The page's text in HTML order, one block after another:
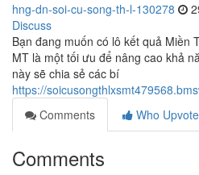
hng-dn-soi-cu-song-th-l-130278
Discuss
Bạn đang muốn có lô kết quả Miền
MT là một tối ưu để nâng cao khả
này sẽ chia sẻ các bí
https://
Comments
Who
Comments